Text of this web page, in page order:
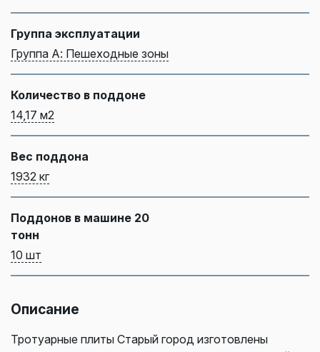
Группа эксплуатации
Группа А: Пешеходные зоны
Количество в поддоне
14,17 м2
Вес поддона
1932 кг
Поддонов в машине 20
тонн
10 шт
Описание
Тротуарные плиты Старый город изготовлены